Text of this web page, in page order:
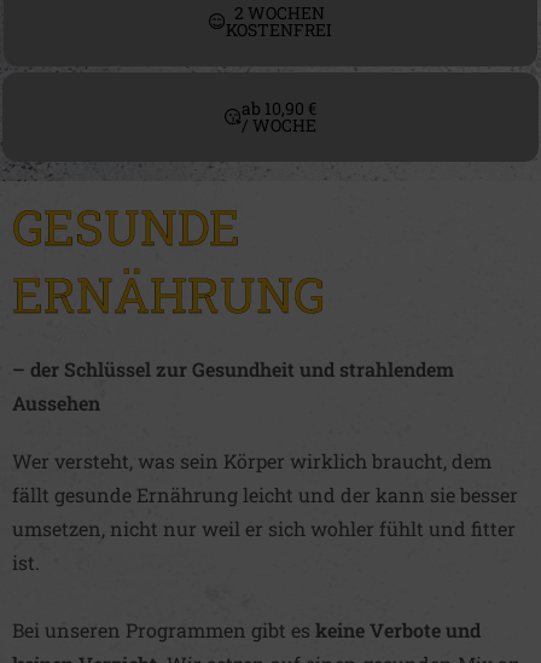
2 WOCHEN
KOSTENFREI
ab 10,90 €
/ WOCHE
GESUNDE
ERNÄHRUNG
– der Schlüssel zur Gesundheit und strahlendem
Aussehen
Wer versteht, was sein Körper wirklich braucht, dem
fällt gesunde Ernährung leicht und der kann sie besser
umsetzen, nicht nur weil er sich wohler fühlt und fitter
ist.
Bei unseren Programmen gibt es keine Verbote und